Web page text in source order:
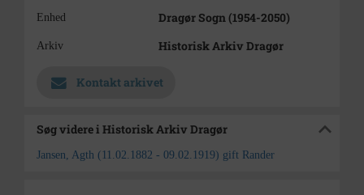
Enhed Dragør Sogn (1954-2050)
Arkiv Historisk Arkiv Dragør
Kontakt arkivet
Søg videre i Historisk Arkiv Dragør
Jansen, Agth (11.02.1882 - 09.02.1919) gift Rander